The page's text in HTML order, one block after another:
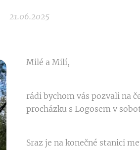
21.06.2025
Milé a Milí,
rádi bychom vás pozvali na
procházku s Logosem v
Sraz je na konečné stanici